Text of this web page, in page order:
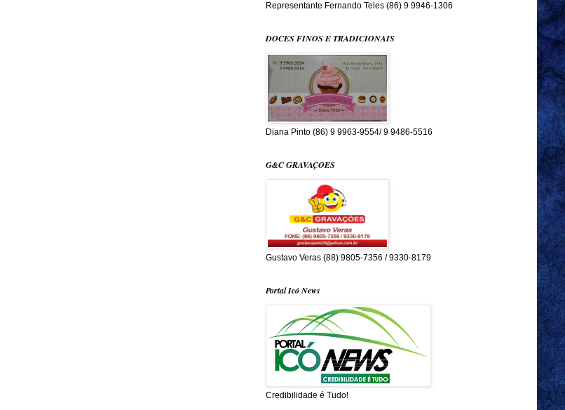
Representante Fernando Teles (86) 9 9946-1306
DOCES FINOS E TRADICIONAIS
Diana Pinto (86) 9 9963-9554/ 9 9486-5516
G&C GRAVAÇOES
Gustavo Veras (88) 9805-7356 / 9330-8179
Portal Icó News
Credibilidade é Tudo!